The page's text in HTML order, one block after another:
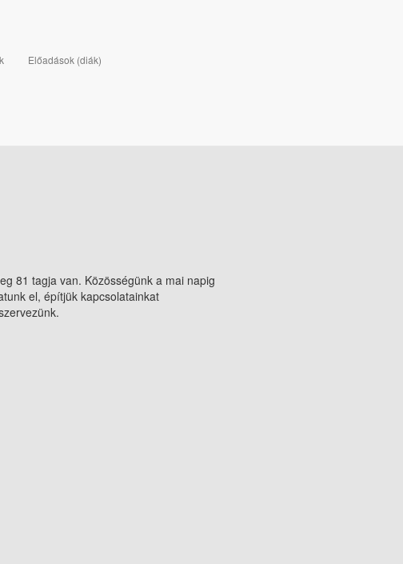
Előadások (diák)
81 tagja van. Közösségünk a mai napig
el, építjük kapcsolatainkat